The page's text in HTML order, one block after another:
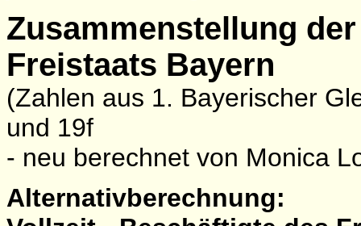
Zusammenstellung
Freistaats Bayern
(Zahlen aus 1. Bayerischer
und 19f
- neu berechnet von Monica
Alternativberechnung: